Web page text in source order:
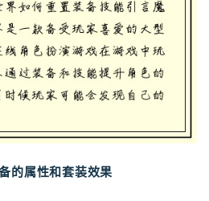
的属性和套装效果